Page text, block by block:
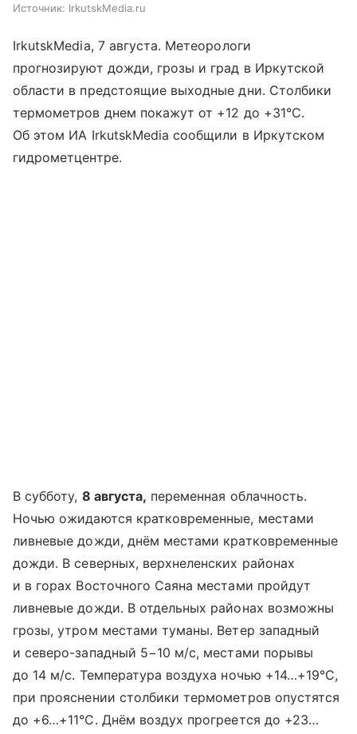
Источник: IrkutskMedia.ru
IrkutskMedia, 7 августа. Метеорологи
прогнозируют дожди, грозы и град в Иркутской
области в предстоящие выходные дни. Столбики
термометров днем покажут от +12 до +31°С.
Об этом ИА IrkutskMedia сообщили в Иркутском
гидрометцентре.
В субботу, 8 августа, переменная облачность.
Ночью ожидаются кратковременные, местами
ливневые дожди, днём местами кратковременные
дожди. В северных, верхнеленских районах
и в горах Восточного Саяна местами пройдут
ливневые дожди. В отдельных районах возможны
грозы, утром местами туманы. Ветер западный
и северо-западный 5−10 м/с, местами порывы
до 14 м/с. Температура воздуха ночью +14…+19°С,
при прояснении столбики термометров опустятся
до +6…+11°С. Днём воздух прогреется до +23…